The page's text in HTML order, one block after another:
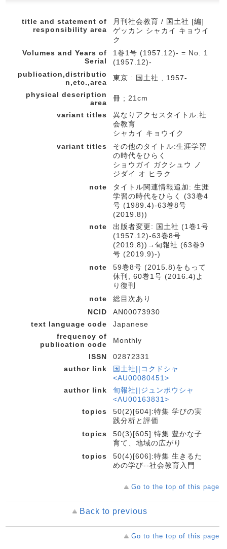
title and statement of
responsibility area
月刊社会教育 / 国土社 [編]
ゲッカン シャカイ キョウイ
ク
Volumes and Years of
Serial
1巻1号 (1957.12)- = No. 1
(1957.12)-
publication,distributio
n,etc.,area
東京 : 国土社 , 1957-
physical description
area
冊 ; 21cm
variant titles
異なりアクセスタイトル:社
会教育
シャカイ キョウイク
variant titles
その他のタイトル:生涯学習
の時代をひらく
ショウガイ ガクシュウ ノ
ジダイ オ ヒラク
note
タイトル関連情報追加: 生涯
学習の時代をひらく (33巻4
号 (1989.4)-63巻8号
(2019.8))
note
出版者変更: 国土社 (1巻1号
(1957.12)-63巻8号
(2019.8))→旬報社 (63巻9
号 (2019.9)-)
note
59巻8号 (2015.8)をもって
休刊, 60巻1号 (2016.4)よ
り復刊
note
総目次あり
NCID
AN00073930
text language code
Japanese
frequency of
publication code
Monthly
ISSN
02872331
author link
国土社||コクドシャ
<AU00080451>
author link
旬報社||ジュンポウシャ
<AU00163831>
topics
50(2)[604]:特集 学びの実
践分析と評価
topics
50(3)[605]:特集 豊かな子
育て、地域の広がり
topics
50(4)[606]:特集 生きるた
めの学び--社会教育入門
Go to the top of this page
Back to previous
Go to the top of this page